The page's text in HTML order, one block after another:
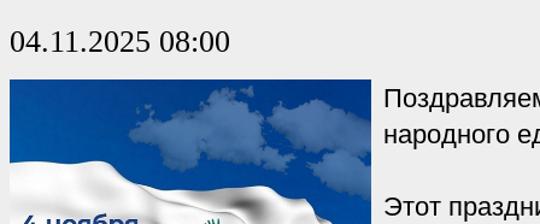
04.11.2025 08:00
народного
Этот